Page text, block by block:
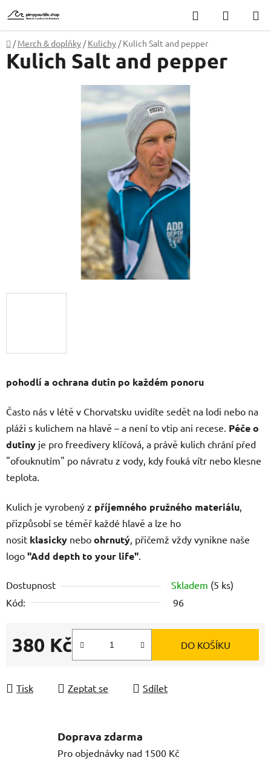
na
obsah
Hledat
KOŠÍK
Domů
/ Merch & doplňky / Kulichy / Kulich Salt and pepper
pohodlí a ochrana dutin po každém ponoru
Často nás v létě v Chorvatsku uvidíte sedět na lodi nebo na
pláži s kulichem na hlavě – a není to vtip ani recese. Péče o
dutiny je pro freedivery klíčová, a právě kulich chrání před
"ofouknutím" po návratu z vody, kdy fouká vítr nebo klesne
teplota.
Kulich je vyrobený z příjemného pružného materiálu
přizpůsobí se téměř každé hlavě a lze ho
nosit klasicky nebo ohrnutý , přičemž vždy vynikne naše
logo "Add depth to your life"
Dostupnost Skladem (5 ks)
Kód:
96
380 Kč DO KOŠÍKU
Tisk Zeptat se Sdílet
Kulich Salt and pepper
Doprava zdarma
Pro objednávky nad 1500 Kč